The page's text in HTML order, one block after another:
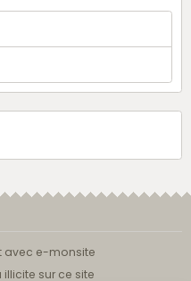
avec e-monsite
sur ce site